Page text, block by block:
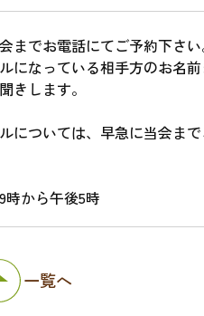
までお電話にてご予約下さい
になっている相手方のお名
きします。
については、早急に当会まで
時から午後5時
一覧へ